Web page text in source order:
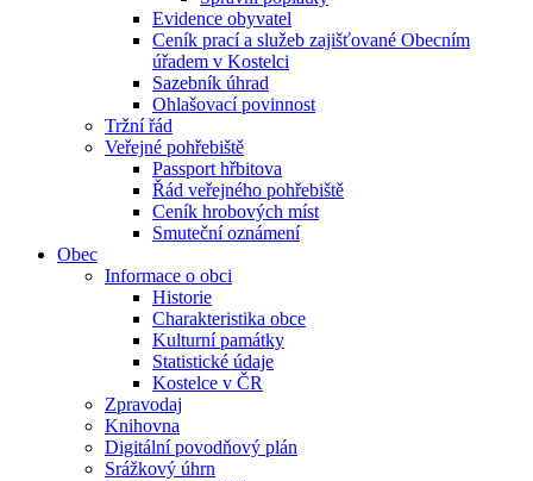
Evidence obyvatel
Ceník prací a služeb zajišťované Obecním
úřadem v Kostelci
Sazebník úhrad
Ohlašovací povinnost
Tržní řád
Veřejné pohřebiště
Passport hřbitova
Řád veřejného pohřebiště
Ceník hrobových míst
Smuteční oznámení
Obec
Informace o obci
Historie
Charakteristika obce
Kulturní památky
Statistické údaje
Kostelce v ČR
Zpravodaj
Knihovna
Digitální povodňový plán
Srážkový úhrn